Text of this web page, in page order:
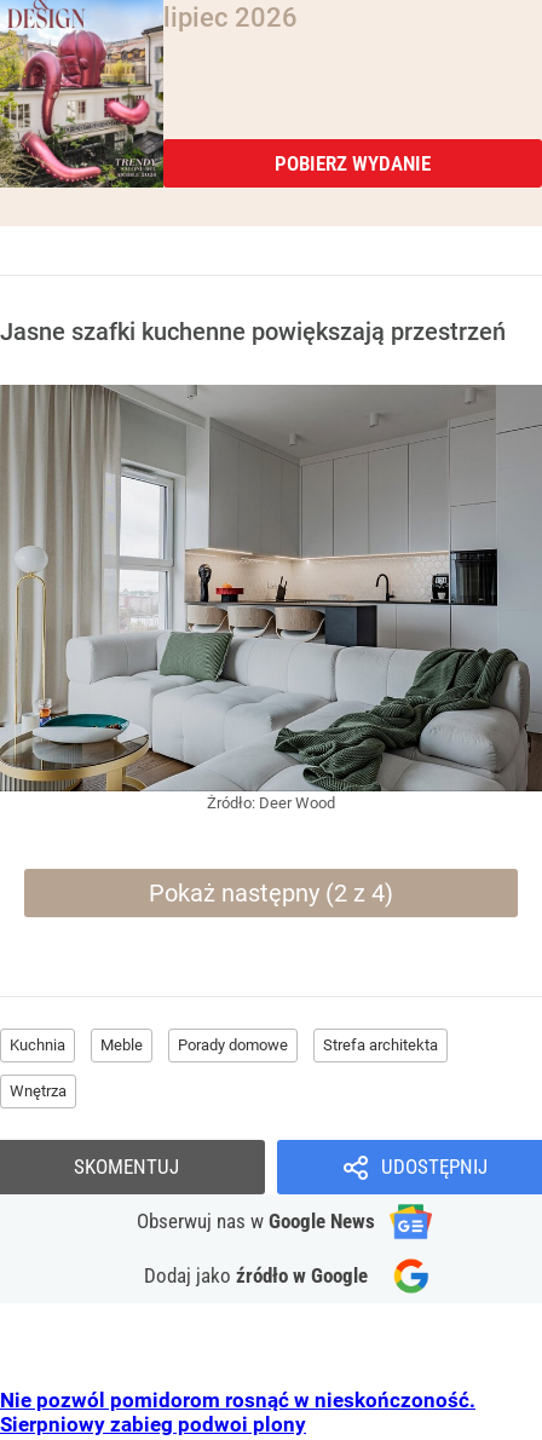
lipiec 2026
POBIERZ WYDANIE
Jasne szafki kuchenne powiększają przestrzeń
Żródło: Deer Wood
Pokaż następny (2 z 4)
Kuchnia Meble Porady domowe Strefa architekta
Wnętrza
UDOSTĘPNIJ
Obserwuj nas w Google News
Dodaj jako źródło w Google
SKOMENTUJ
Nie pozwól pomidorom rosnąć w nieskończoność.
Sierpniowy zabieg podwoi plony